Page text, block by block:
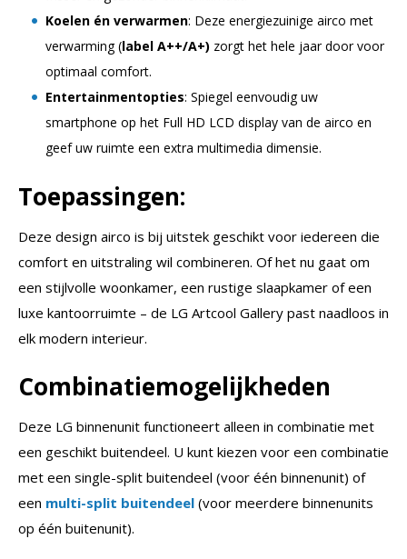
Koelen én verwarmen: Deze energiezuinige airco met
verwarming (label A++/A+) zorgt het hele jaar door voor
optimaal comfort.
Entertainmentopties: Spiegel eenvoudig uw
smartphone op het Full HD LCD display van de airco en
geef uw ruimte een extra multimedia dimensie.
Toepassingen:
Deze design airco is bij uitstek geschikt voor iedereen die
comfort en uitstraling wil combineren. Of het nu gaat om
een stijlvolle woonkamer, een rustige slaapkamer of een
luxe kantoorruimte – de LG Artcool Gallery past naadloos in
elk modern interieur.
Combinatiemogelijkheden
Deze LG binnenunit functioneert alleen in combinatie met
een geschikt buitendeel. U kunt kiezen voor een combinatie
met een single-split buitendeel (voor één binnenunit) of
een multi-split buitendeel (voor meerdere binnenunits
op één buitenunit).